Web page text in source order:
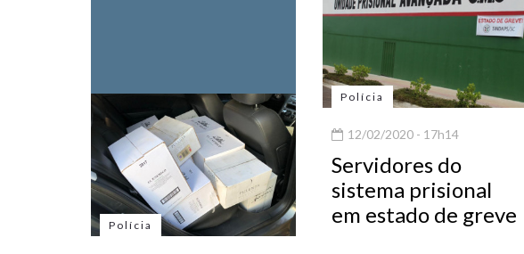
Polícia
Polícia
12/02/2020 - 17h14
Servidores do
sistema prisional
em estado de greve